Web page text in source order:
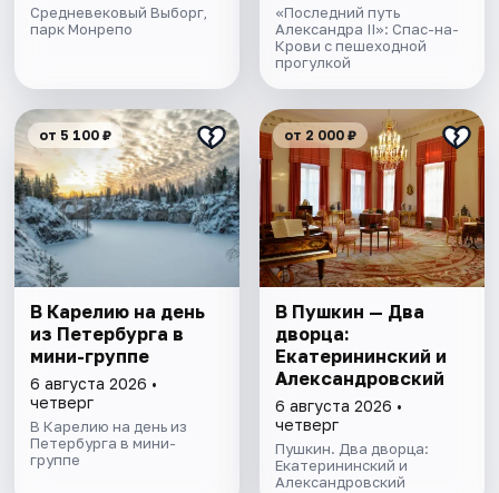
Средневековый Выборг,
парк Монрепо
«Последний путь
Александра II»: Спас-на-
Крови с пешеходной
прогулкой
от 5 100 ₽
В Карелию на день
из Петербурга в
мини-группе
6 августа 2026 •
четверг
В Карелию на день из
Петербурга в мини-
группе
от 2 000 ₽
В Пушкин — Два
дворца:
Екатерининский и
Александровский
6 августа 2026 •
четверг
Пушкин. Два дворца:
Екатерининский и
Александровский